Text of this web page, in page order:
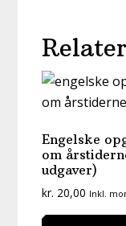
Engelske
om
udgaver)
kr. 20,00 Inkl.